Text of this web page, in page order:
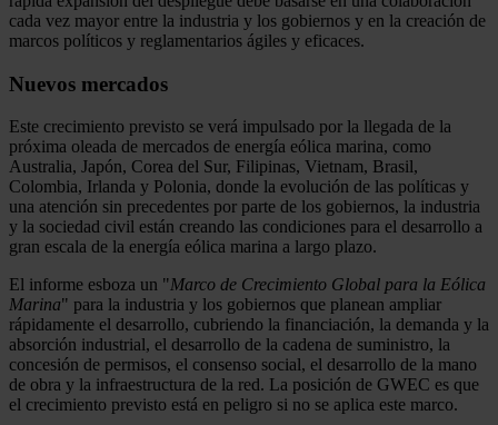
cada vez mayor entre la industria y los gobiernos y en la creación de
marcos políticos y reglamentarios ágiles y eficaces.
Nuevos mercados
Este crecimiento previsto se verá impulsado por la llegada de la
próxima oleada de mercados de energía eólica marina, como
Australia, Japón, Corea del Sur, Filipinas, Vietnam, Brasil,
Colombia, Irlanda y Polonia, donde la evolución de las políticas y
una atención sin precedentes por parte de los gobiernos, la industria
y la sociedad civil están creando las condiciones para el desarrollo a
gran escala de la energía eólica marina a largo plazo.
El informe esboza un "Marco de Crecimiento Global para la Eólica
Marina" para la industria y los gobiernos que planean ampliar
rápidamente el desarrollo, cubriendo la financiación, la demanda y la
absorción industrial, el desarrollo de la cadena de suministro, la
concesión de permisos, el consenso social, el desarrollo de la mano
de obra y la infraestructura de la red. La posición de GWEC es que
el crecimiento previsto está en peligro si no se aplica este marco.